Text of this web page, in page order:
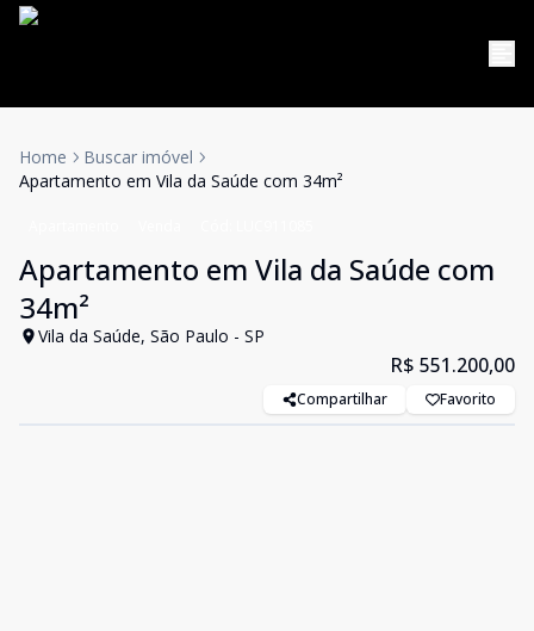
Home
Buscar imóvel
Apartamento em Vila da Saúde com 34m²
Apartamento em Vila da Saúde com
34m²
Vila da Saúde, São Paulo - SP
R$ 551.200,00
Compartilhar Favorito